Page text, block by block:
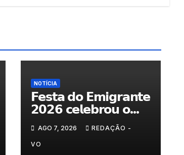
NOTÍCIA
𝗙𝗲𝘀𝘁𝗮 𝗱𝗼 𝗘𝗺𝗶𝗴𝗿𝗮𝗻𝘁𝗲
𝟮𝟬𝟮𝟲 𝗰𝗲𝗹𝗲𝗯𝗿𝗼𝘂 𝗼
𝗿𝗲𝗲𝗻𝗰𝗼𝗻𝘁𝗿𝗼 𝗲 𝗼𝘀
𝗹𝗮𝗰̧𝗼𝘀 𝗾𝘂𝗲 𝘂𝗻𝗲𝗺
𝗠𝘂𝗿𝗰̧𝗮
AGO 7, 2026 REDAÇÃO -
VO